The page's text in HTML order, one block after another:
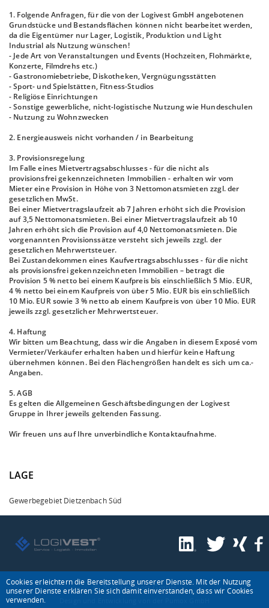
1. Folgende Anfragen, für die von der Logivest GmbH angebotenen
Grundstücke und Bestandsflächen können nicht bearbeitet werden,
da die Eigentümer nur Lager, Logistik, Produktion und Light
Industrial als Nutzung wünschen!
- Jede Art von Veranstaltungen und Events (Hochzeiten, Flohmärkte,
Konzerte, Filmdrehs etc.)
- Gastronomiebetriebe, Diskotheken, Vergnügungsstätten
- Sport- und Spielstätten, Fitness-Studios
- Religiöse Einrichtungen
- Sonstige gewerbliche, nicht-logistische Nutzung wie Hundeschulen
- Nutzung zu Wohnzwecken
2. Energieausweis nicht vorhanden / in Bearbeitung
3. Provisionsregelung
Im Falle eines Mietvertragsabschlusses - für die nicht als
provisionsfrei gekennzeichneten Immobilien - erhalten wir vom
Mieter eine Provision in Höhe von 3 Nettomonatsmieten zzgl. der
gesetzlichen MwSt.
Bei einer Mietvertragslaufzeit ab 7 Jahren erhöht sich die Provision
auf 3,5 Nettomonatsmieten. Bei einer Mietvertragslaufzeit ab 10
Jahren erhöht sich die Provision auf 4,0 Nettomonatsmieten. Die
vorgenannten Provisionssätze versteht sich jeweils zzgl. der
gesetzlichen Mehrwertsteuer.
Bei Zustandekommen eines Kaufvertragsabschlusses - für die nicht
als provisionsfrei gekennzeichneten Immobilien – betragt die
Provision 5 % netto bei einem Kaufpreis bis einschließlich 5 Mio. EUR,
4 % netto bei einem Kaufpreis von über 5 Mio. EUR bis einschließlich
10 Mio. EUR sowie 3 % netto ab einem Kaufpreis von über 10 Mio. EUR
jeweils zzgl. gesetzlicher Mehrwertsteuer.
4. Haftung
Wir bitten um Beachtung, dass wir die Angaben in diesem Exposé vom
Vermieter/Verkäufer erhalten haben und hierfür keine Haftung
übernehmen können. Bei den Flächengrößen handelt es sich um ca.-
Angaben.
5. AGB
Es gelten die Allgemeinen Geschäftsbedingungen der Logivest
Gruppe in Ihrer jeweils geltenden Fassung.
Wir freuen uns auf Ihre unverbindliche Kontaktaufnahme.
LAGE
Gewerbegebiet Dietzenbach Süd
© 2026 Logivest GmbH
Cookies erleichtern die Bereitstellung unserer Dienste. Mit der Nutzung
unserer Dienste erklären Sie sich damit einverstanden, dass wir Cookies
verwenden.